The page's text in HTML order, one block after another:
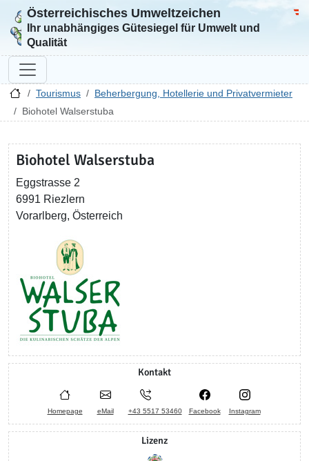
Zur Startseite
Österreichisches Umweltzeichen
Ihr unabhängiges Gütesiegel für Umwelt und
Qualität
Tourismus
Beherbergung, Hotellerie und Privatvermieter
Biohotel Walserstuba
Biohotel Walserstuba
Eggstrasse 2
6991 Riezlern
Vorarlberg, Österreich
Kontakt
Homepage eMail +43 5517 53460 Facebook Instagram
Lizenz